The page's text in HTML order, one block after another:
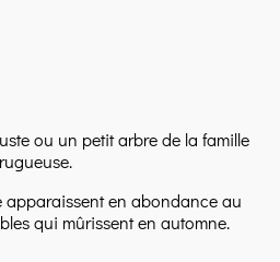
ou un petit arbre de la famille
apparaissent en abondance au
qui mûrissent en automne.